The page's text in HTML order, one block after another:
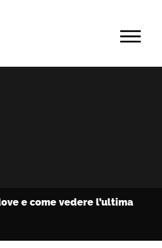
MENU
e come vedere l’ultima